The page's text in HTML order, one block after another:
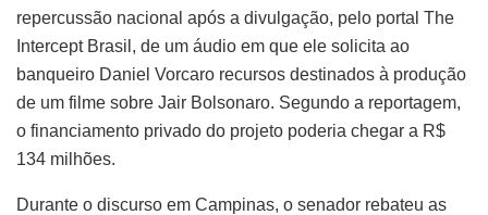
repercussão nacional após a divulgação, pelo portal The
Intercept Brasil, de um áudio em que ele solicita ao
banqueiro Daniel Vorcaro recursos destinados à produção
de um filme sobre Jair Bolsonaro. Segundo a reportagem,
o financiamento privado do projeto poderia chegar a R$
134 milhões.
Durante o discurso em Campinas, o senador rebateu as